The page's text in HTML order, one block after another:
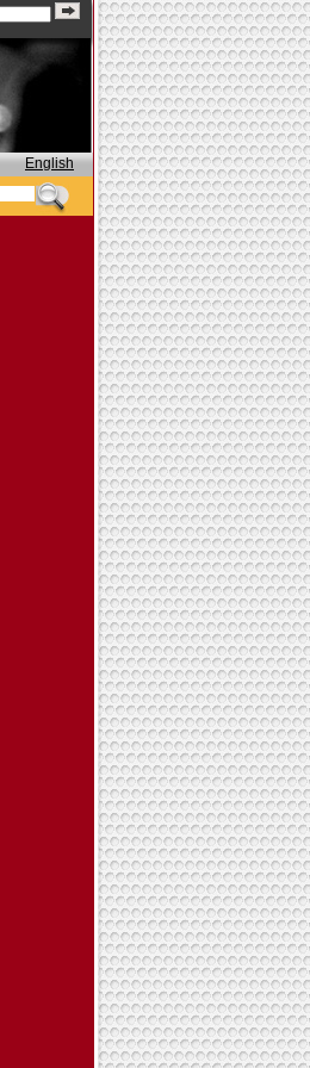
English